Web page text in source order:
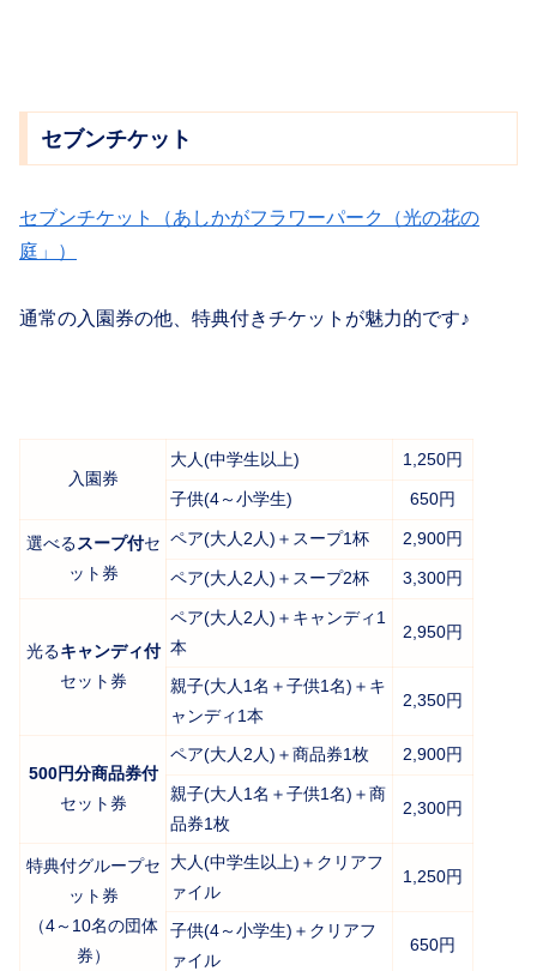
セブンチケット
セブンチケット（あしかがフラワーパーク（光の花の
庭」）
通常の入園券の他、特典付きチケットが魅力的です♪
入園券
大人(中学生以上) 1,250円
子供(4～小学生) 650円
選べるスープ付セ
ット券
ペア(大人2人)＋スープ1杯 2,900円
ペア(大人2人)＋スープ2杯 3,300円
光るキャンディ付
セット券
ペア(大人2人)＋キャンディ1
本
2,950円
親子(大人1名＋子供1名)＋キ
ャンディ1本
2,350円
500円分商品券付
セット券
ペア(大人2人)＋商品券1枚 2,900円
親子(大人1名＋子供1名)＋商
品券1枚
2,300円
特典付グループセ
ット券
（4～10名の団体
券）
大人(中学生以上)＋クリアフ
ァイル
1,250円
子供(4～小学生)＋クリアフ
ァイル
650円